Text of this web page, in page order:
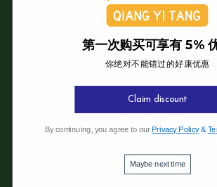
强益堂全息中医诊所
强益堂全息中医诊所(槟
04-2832108
11600 Pulau Pinang.
09:30 AM - 6:00 PM
第一次购买可享有 5%
你绝对不能错过的好康优惠
Claim discount
By continuing, you agree to our Privacy Policy&
Maybe next time